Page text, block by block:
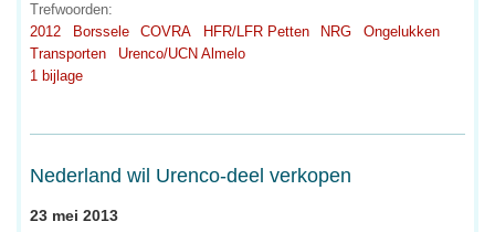
Trefwoorden:
2012
Borssele COVRA HFR/LFR Petten NRG
Ongelukken
Transporten
Urenco/UCN Almelo
1 bijlage
Nederland wil Urenco-deel verkopen
23 mei 2013